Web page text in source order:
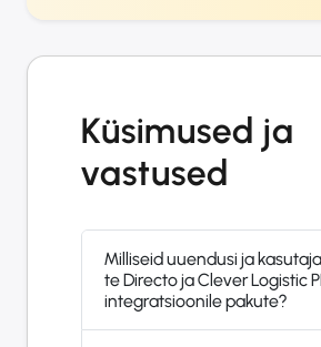
Küsimused ja
vastused
Milliseid uuendusi ja
te Directo ja Clever Logistic
integratsioonile pakute?